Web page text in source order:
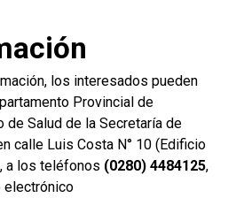
los interesados pueden
Provincial de
de Salud de la Secretaría de
calle Luis Costa N° 10 (Edificio
a los teléfonos (0280) 4484125,
electrónico